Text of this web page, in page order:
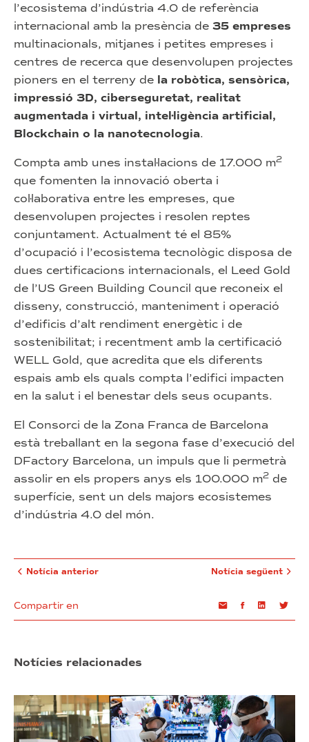
l’ecosistema d’indústria 4.0 de referència
internacional amb la presència de 35 empreses
multinacionals, mitjanes i petites empreses i
centres de recerca que desenvolupen projectes
pioners en el terreny de la robòtica, sensòrica,
impressió 3D, ciberseguretat, realitat
augmentada i virtual, intel·ligència artificial,
Blockchain o la nanotecnologia.
Compta amb unes instal·lacions de 17.000 m2
que fomenten la innovació oberta i
col·laborativa entre les empreses, que
desenvolupen projectes i resolen reptes
conjuntament. Actualment té el 85%
d’ocupació i l’ecosistema tecnològic disposa de
dues certificacions internacionals, el Leed Gold
de l’US Green Building Council que reconeix el
disseny, construcció, manteniment i operació
d’edificis d’alt rendiment energètic i de
sostenibilitat; i recentment amb la certificació
WELL Gold, que acredita que els diferents
espais amb els quals compta l’edifici impacten
en la salut i el benestar dels seus ocupants.
El Consorci de la Zona Franca de Barcelona
està treballant en la segona fase d’execució del
DFactory Barcelona, un impuls que li permetrà
assolir en els propers anys els 100.000 m2 de
superfície, sent un dels majors ecosistemes
d’indústria 4.0 del món.
Notícia anterior
Compartir en EmailFacebookLinkedin
Notícia següent
Notícies relacionades